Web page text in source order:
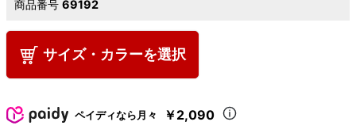
商品番号 69192
サイズ・カラーを選択
ペイディなら月々 ￥2,090